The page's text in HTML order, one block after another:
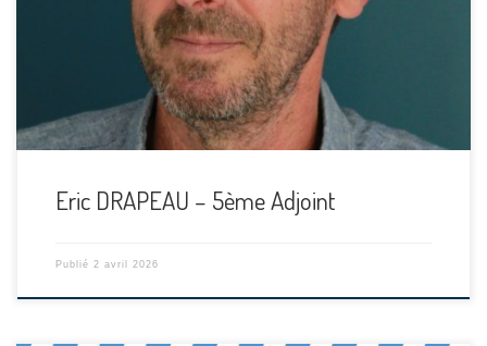
Eric DRAPEAU – 5ème Adjoint
Publié 2 avril 2026